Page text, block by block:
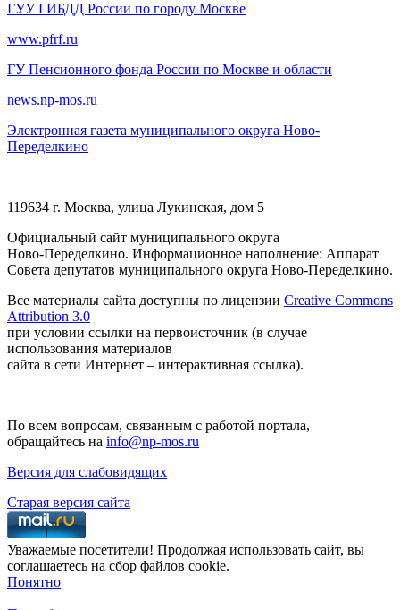
ГУУ ГИБДД России по городу Москве
www.pfrf.ru
ГУ Пенсионного фонда России по Москве и области
news.np-mos.ru
Электронная газета муниципального округа Ново-
Переделкино
119634 г. Москва, улица Лукинская, дом 5
Официальный сайт муниципального округа
Ново-Переделкино. Информационное наполнение: Аппарат
Совета депутатов муниципального округа Ново-Переделкино.
Все материалы сайта доступны по лицензии Creative Commons
Attribution 3.0
при условии ссылки на первоисточник (в случае
использования материалов
сайта в сети Интернет – интерактивная ссылка).
По всем вопросам, связанным с работой портала,
обращайтесь на info@np-mos.ru
Версия для слабовидящих
Старая версия сайта
Уважаемые посетители! Продолжая использовать сайт, вы
соглашаетесь на сбор файлов cookie.
Понятно